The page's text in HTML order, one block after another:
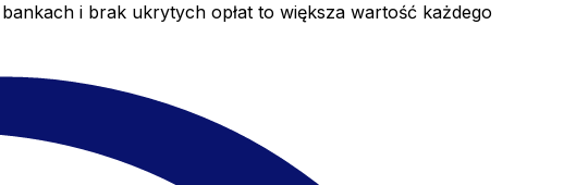
i brak ukrytych opłat to większa wartość każdego